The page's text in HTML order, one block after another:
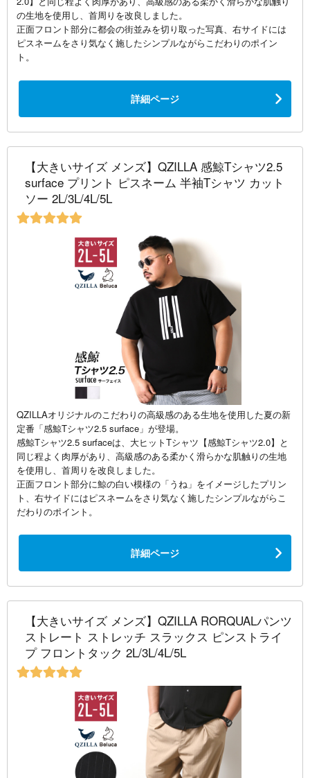
の生地を使用し、首周りを改良しました。
正面フロント部分に都会の街並みを切り取った写真、右サイドには
ピスネームをさり気なく施したシンプルながらこだわりのポイン
ト。
詳細ページ
【大きいサイズ メンズ】QZILLA 感鯨Tシャツ2.5
surface プリント ピスネーム 半袖Tシャツ カット
ソー 2L/3L/4L/5L
QZILLAオリジナルのこだわりの高級感のある生地を使用した夏の新
定番「感鯨Tシャツ2.5 surface」が登場。
感鯨Tシャツ2.5 surfaceは、大ヒットTシャツ【感鯨Tシャツ2.0】と
同じ程よく肉厚があり、高級感のある柔かく滑らかな肌触りの生地
を使用し、首周りを改良しました。
正面フロント部分に鯨の白い模様の「うね」をイメージしたプリン
ト、右サイドにはピスネームをさり気なく施したシンプルながらこ
だわりのポイント。
詳細ページ
【大きいサイズ メンズ】QZILLA RORQUALパンツ
ストレート ストレッチ スラックス ピンストライ
プ フロントタック 2L/3L/4L/5L